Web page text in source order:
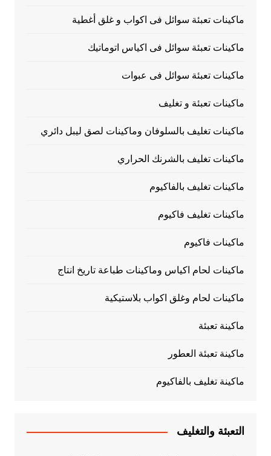
ماكينات تعبئة سوائل فى اكواب و غلق أغطية
ماكينات تعبئة سوائل فى اكياس اتوماتيك
ماكينات تعبئة سوائل فى عبوات
ماكينات تعبئة و تغليف
ماكينات تغليف بالسلوفان وماكينات لصق ليبل دائري
ماكينات تغليف بالشرنك الحراري
ماكينات تغليف بالفاكيوم
ماكينات تغليف فاكيوم
ماكينات فاكيوم
ماكينات لحام اكياس وماكينات طباعة تاريخ انتاج
ماكينات لحام وغلق اكواب بلاستيكية
ماكينة تعبئة
ماكينة تعبئة العطور
ماكينة تغليف بالفاكيوم
التعبئة والتغليف